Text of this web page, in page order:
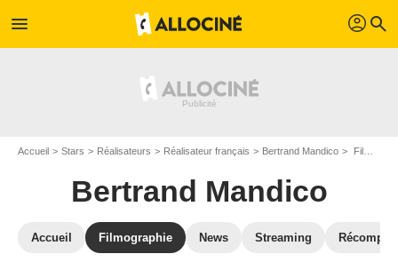
menu profil search
Accueil Stars Réalisateurs Réalisateur français Bertrand Mandico Filmographie Bertrand Mandico
Bertrand Mandico
Accueil Filmographie News Streaming